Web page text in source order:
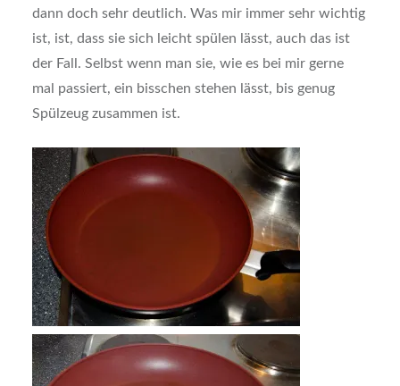
dann doch sehr deutlich. Was mir immer sehr wichtig
ist, ist, dass sie sich leicht spülen lässt, auch das ist
der Fall. Selbst wenn man sie, wie es bei mir gerne
mal passiert, ein bisschen stehen lässt, bis genug
Spülzeug zusammen ist.